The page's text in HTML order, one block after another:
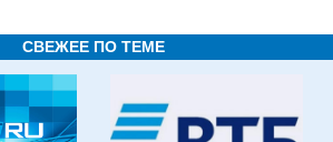
СВЕЖЕЕ ПО ТЕМЕ